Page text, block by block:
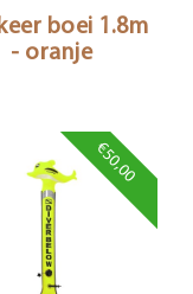
boei 1.8m
- oranje
€50,00